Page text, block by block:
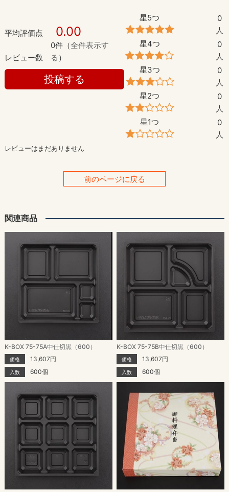
平均評価点 0.00
レビュー数
0件（全件表示す
る ）
投稿する
星5つ
0
人
星4つ
0
人
星3つ
0
人
星2つ
0
人
星1つ
0
人
レビューはまだありません
前のページに戻る
関連商品
K-BOX 75-75A中仕切黒（600）
価格 13,607円
入数 600個
K-BOX 75-75B中仕切黒（600）
価格 13,607円
入数 600個